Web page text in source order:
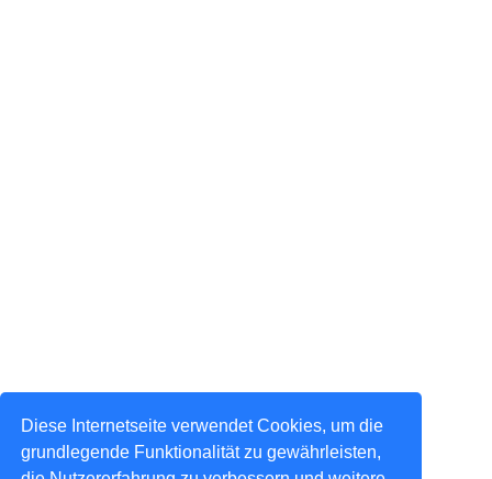
Diese Internetseite verwendet Cookies, um die
grundlegende Funktionalität zu gewährleisten,